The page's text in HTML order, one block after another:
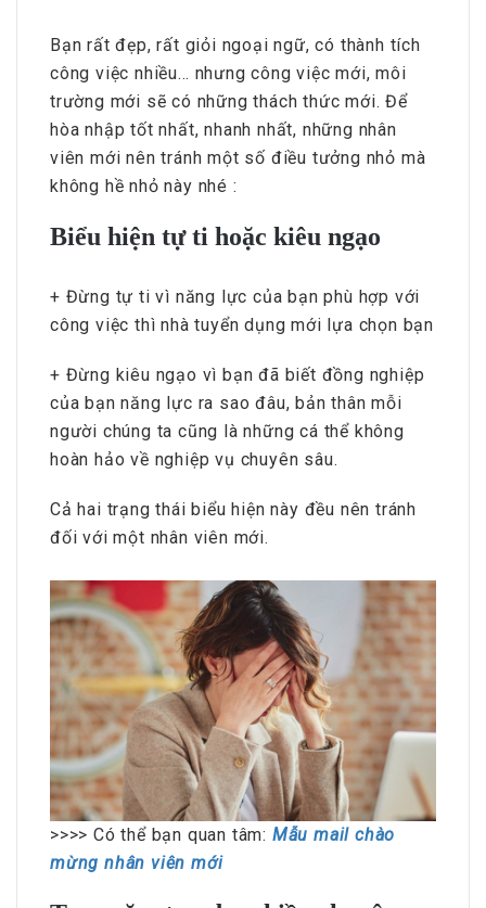
Bạn rất đẹp, rất giỏi ngoại ngữ, có thành tích
công việc nhiều… nhưng công việc mới, môi
trường mới sẽ có những thách thức mới. Để
hòa nhập tốt nhất, nhanh nhất, những nhân
viên mới nên tránh một số điều tưởng nhỏ mà
không hề nhỏ này nhé :
Biểu hiện tự ti hoặc kiêu ngạo
+ Đừng tự ti vì năng lực của bạn phù hợp với
công việc thì nhà tuyển dụng mới lựa chọn bạn
+ Đừng kiêu ngạo vì bạn đã biết đồng nghiệp
của bạn năng lực ra sao đâu, bản thân mỗi
người chúng ta cũng là những cá thể không
hoàn hảo về nghiệp vụ chuyên sâu.
Cả hai trạng thái biểu hiện này đều nên tránh
đối với một nhân viên mới.
>>>> Có thể bạn quan tâm: Mẫu mail chào
mừng nhân viên mới